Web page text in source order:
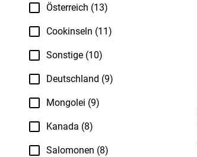
Österreich (13)
Cookinseln (11)
Sonstige (10)
Deutschland (9)
Mongolei (9)
Kanada (8)
Salomonen (8)